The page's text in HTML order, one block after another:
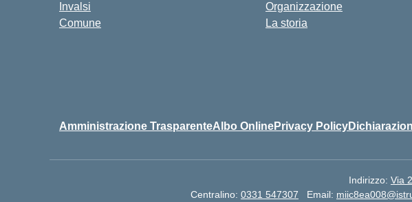
Invalsi
Comune
Organizzazione
La storia
Amministrazione TrasparenteAlbo OnlinePrivacy Policy
Indirizzo: Via
Centralino: 0331 547307 Email: